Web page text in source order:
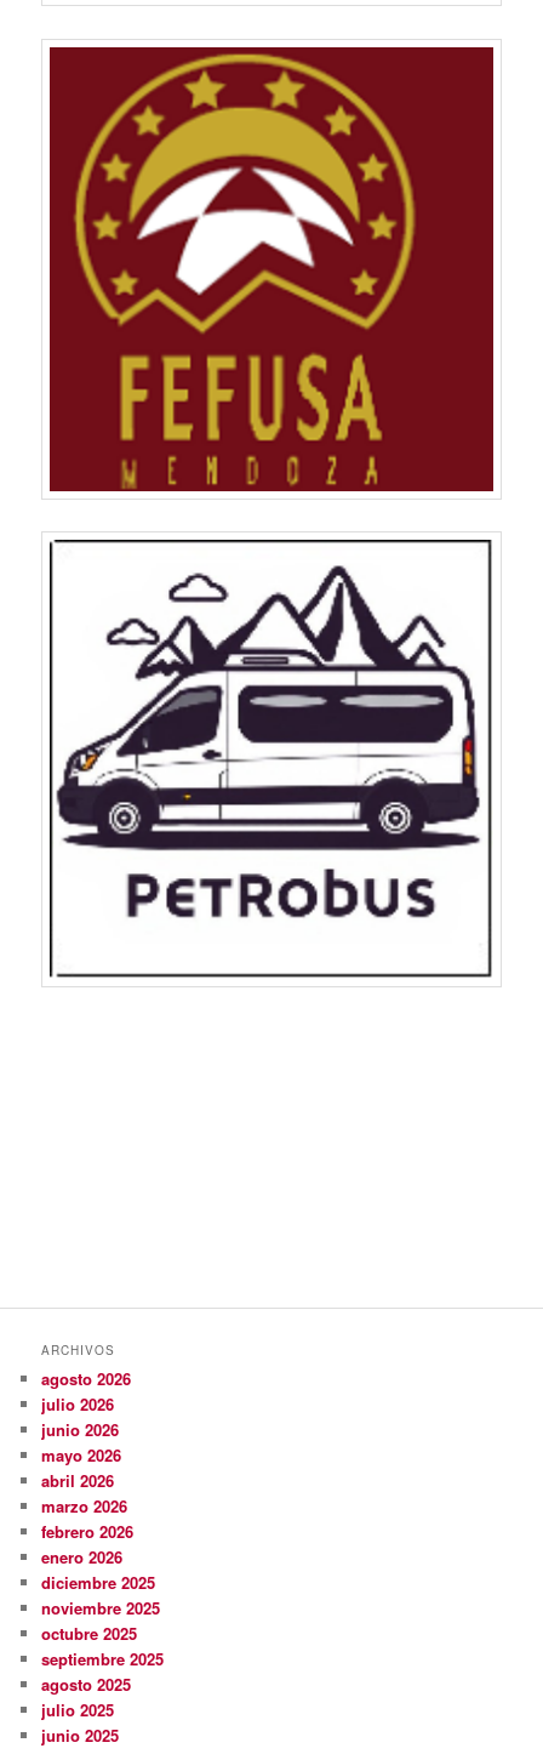
ARCHIVOS
agosto 2026
julio 2026
junio 2026
mayo 2026
abril 2026
marzo 2026
febrero 2026
enero 2026
diciembre 2025
noviembre 2025
octubre 2025
septiembre 2025
agosto 2025
julio 2025
junio 2025